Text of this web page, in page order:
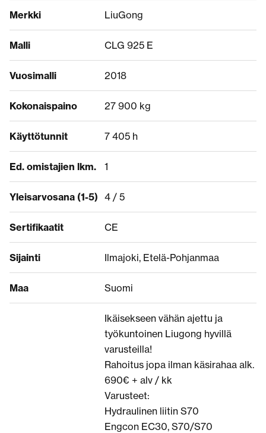
Merkki LiuGong
Malli CLG 925 E
Vuosimalli 2018
Kokonaispaino 27 900 kg
Käyttötunnit 7 405 h
Ed. omistajien lkm. 1
Yleisarvosana (1-5) 4 / 5
Sertifikaatit CE
Sijainti Ilmajoki, Etelä-Pohjanmaa
Maa Suomi
Ikäisekseen vähän ajettu ja
työkuntoinen Liugong hyvillä
varusteilla!
Rahoitus jopa ilman käsirahaa alk.
690€ + alv / kk
Varusteet:
Hydraulinen liitin S70
Engcon EC30, S70/S70